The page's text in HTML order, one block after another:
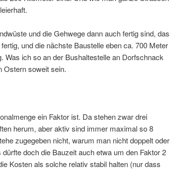
und die Gehwege dann auch fertig sind, das
und die nächste Baustelle eben ca. 700 Meter
Was ich so an der Bushaltestelle an Dorfschnack
Ostern soweit sein.
ein Faktor ist. Da stehen zwar drei
herum, aber aktiv sind immer maximal so 8
zugegeben nicht, warum man nicht doppelt oder
doch die Bauzeit auch etwa um den Faktor 2
Kosten als solche relativ stabil halten (nur dass